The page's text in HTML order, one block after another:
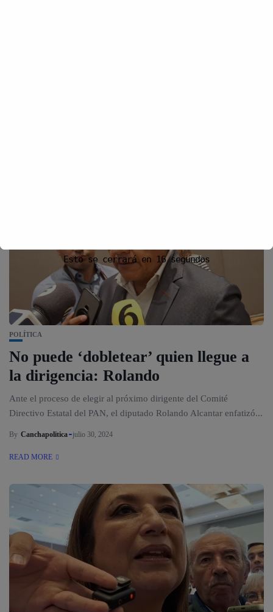
POLÍTICA
No puede ‘dobletear’ quien llegue a
la dirigencia: Rolando
Ante el proceso de elegir al próximo dirigente del Comité
Directivo Estatal del PAN, el diputado Rolando Alcantar enfatizó...
By Canchapolitica julio 30, 2024
READ MORE
Esto se cerrará en 15segundos